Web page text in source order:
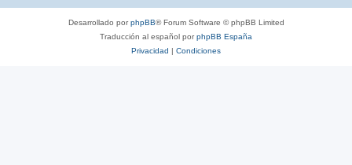
Desarrollado porphpBB® Forum Software © phpBB Limited
Traducción al español porphpBB España
Privacidad | Condiciones